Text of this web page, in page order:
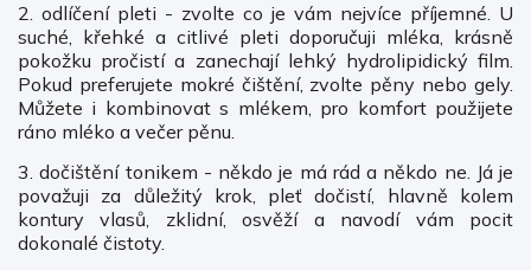
2. odlíčení pleti - zvolte co je vám nejvíce příjemné. U
suché, křehké a citlivé pleti doporučuji mléka, krásně
pokožku pročistí a zanechají lehký hydrolipidický film.
Pokud preferujete mokré čištění, zvolte pěny nebo gely.
Můžete i kombinovat s mlékem, pro komfort použijete
ráno mléko a večer pěnu.
3. dočištění tonikem - někdo je má rád a někdo ne. Já je
považuji za důležitý krok, pleť dočistí, hlavně kolem
kontury vlasů, zklidní, osvěží a navodí vám pocit
dokonalé čistoty.